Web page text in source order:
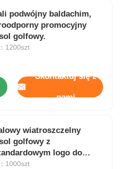
podwójny baldachim,
promocyjny
golfowy.
1200szt
Skontaktuj się z
nami
wiatroszczelny
golfowy z
logo do
korporacyjnego i
1000szt